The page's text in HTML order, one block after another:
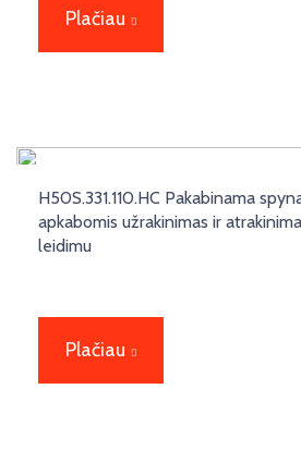
Plačiau
H50S.331.110.HC Pakabinama
apkabomis užrakinimas ir
leidimu
Plačiau